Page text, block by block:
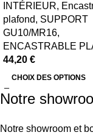
INTÉRIEUR,
plafond, SUPPORT
GU10/MR16,
ENCASTRABLE
44,20 €
CHOIX DES OPTIONS
Notre
Notre showroom et